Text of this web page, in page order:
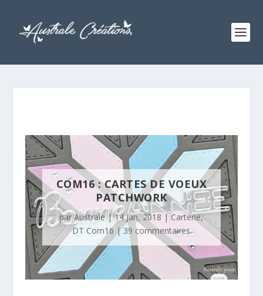
COM16 : CARTES DE VOEUX
PATCHWORK
parAustrale|14 Jan, 2018 |Carterie,
DT Com16 |39 commentaires